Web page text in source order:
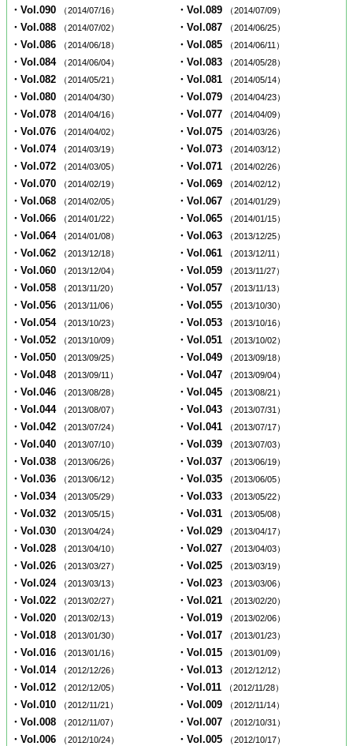
・Vol.090 （2014/07/16） ・Vol.089 （2014/07/09）
・Vol.088 （2014/07/02） ・Vol.087 （2014/06/25）
・Vol.086 （2014/06/18） ・Vol.085 （2014/06/11）
・Vol.084 （2014/06/04） ・Vol.083 （2014/05/28）
・Vol.082 （2014/05/21） ・Vol.081 （2014/05/14）
・Vol.080 （2014/04/30） ・Vol.079 （2014/04/23）
・Vol.078 （2014/04/16） ・Vol.077 （2014/04/09）
・Vol.076 （2014/04/02） ・Vol.075 （2014/03/26）
・Vol.074 （2014/03/19） ・Vol.073 （2014/03/12）
・Vol.072 （2014/03/05） ・Vol.071 （2014/02/26）
・Vol.070 （2014/02/19） ・Vol.069 （2014/02/12）
・Vol.068 （2014/02/05） ・Vol.067 （2014/01/29）
・Vol.066 （2014/01/22） ・Vol.065 （2014/01/15）
・Vol.064 （2014/01/08） ・Vol.063 （2013/12/25）
・Vol.062 （2013/12/18） ・Vol.061 （2013/12/11）
・Vol.060 （2013/12/04） ・Vol.059 （2013/11/27）
・Vol.058 （2013/11/20） ・Vol.057 （2013/11/13）
・Vol.056 （2013/11/06） ・Vol.055 （2013/10/30）
・Vol.054 （2013/10/23） ・Vol.053 （2013/10/16）
・Vol.052 （2013/10/09） ・Vol.051 （2013/10/02）
・Vol.050 （2013/09/25） ・Vol.049 （2013/09/18）
・Vol.048 （2013/09/11） ・Vol.047 （2013/09/04）
・Vol.046 （2013/08/28） ・Vol.045 （2013/08/21）
・Vol.044 （2013/08/07） ・Vol.043 （2013/07/31）
・Vol.042 （2013/07/24） ・Vol.041 （2013/07/17）
・Vol.040 （2013/07/10） ・Vol.039 （2013/07/03）
・Vol.038 （2013/06/26） ・Vol.037 （2013/06/19）
・Vol.036 （2013/06/12） ・Vol.035 （2013/06/05）
・Vol.034 （2013/05/29） ・Vol.033 （2013/05/22）
・Vol.032 （2013/05/15） ・Vol.031 （2013/05/08）
・Vol.030 （2013/04/24） ・Vol.029 （2013/04/17）
・Vol.028 （2013/04/10） ・Vol.027 （2013/04/03）
・Vol.026 （2013/03/27） ・Vol.025 （2013/03/19）
・Vol.024 （2013/03/13） ・Vol.023 （2013/03/06）
・Vol.022 （2013/02/27） ・Vol.021 （2013/02/20）
・Vol.020 （2013/02/13） ・Vol.019 （2013/02/06）
・Vol.018 （2013/01/30） ・Vol.017 （2013/01/23）
・Vol.016 （2013/01/16） ・Vol.015 （2013/01/09）
・Vol.014 （2012/12/26） ・Vol.013 （2012/12/12）
・Vol.012 （2012/12/05） ・Vol.011 （2012/11/28）
・Vol.010 （2012/11/21） ・Vol.009 （2012/11/14）
・Vol.008 （2012/11/07） ・Vol.007 （2012/10/31）
・Vol.006 （2012/10/24） ・Vol.005 （2012/10/17）